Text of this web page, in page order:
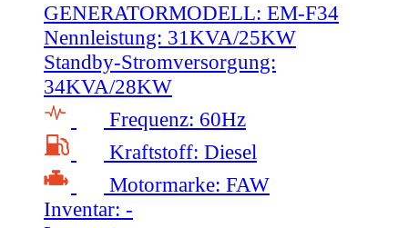
GENERATORMODELL: EM-F34
Nennleistung: 31KVA/25KW
Standby-Stromversorgung:
34KVA/28KW
Frequenz: 60Hz
Kraftstoff: Diesel
Motormarke: FAW
Inventar: -